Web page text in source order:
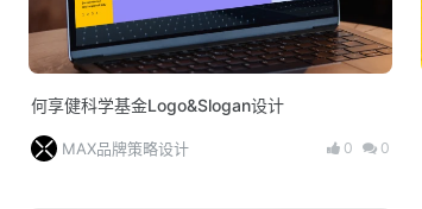
何享健科学基金Logo&Slogan设计
MAX品牌策略设计 0 0